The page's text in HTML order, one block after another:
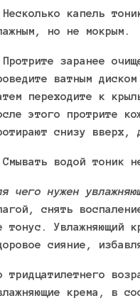
капель
но не мокрым.
заранее
ватным
переходите к
этого протрите
снизу вверх,
водой тоник
чего нужен
снять
тонус. Увлажняющий
сияние,
тридцатилетнего
крема, в